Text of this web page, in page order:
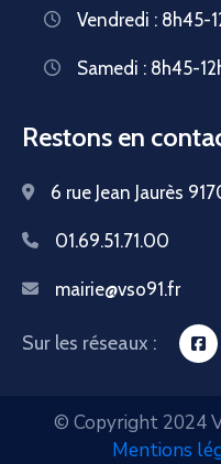
Vendredi : 8h45-
Samedi : 8h45-
Restons en
6 rue Jean Jaurès
01.69.51.71.00
mairie@vso91.fr
Sur les réseaux :
© Copyright 2024
Mentions